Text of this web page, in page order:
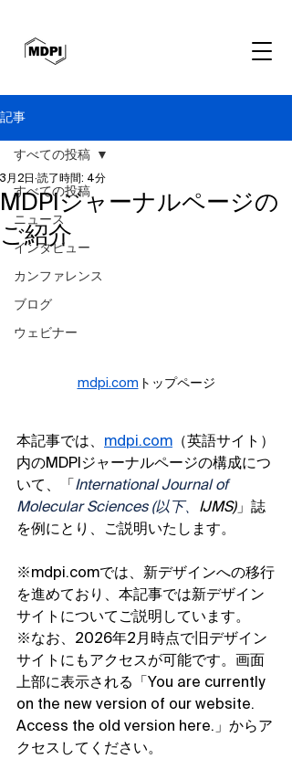
記事
すべての投稿
ニュース
インタビュー
カンファレンス
ブログ
ウェビナー
すべての投稿
MDPIジャーナルページの
ご紹介
3月2日 読了時間: 4分
mdpi.com トップページ
本記事では、 mdpi.com （英語サイト）
内のMDPIジャーナルページの構成につ
いて、「 International Journal of
Molecular Sciences (以下、 IJMS)」誌
を例にとり、ご説明いたします。
※mdpi.comでは、新デザインへの移行
を進めており、本記事では新デザイン
サイトについてご説明しています。
※なお、2026年2月時点で旧デザイン
サイトにもアクセスが可能です。画面
上部に表示される「You are currently
on the new version of our website.
Access the old version here.」からア
クセスしてください。